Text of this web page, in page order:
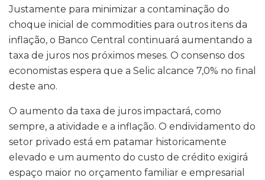
Justamente para minimizar a contaminação do
choque inicial de commodities para outros itens da
inflação, o Banco Central continuará aumentando a
taxa de juros nos próximos meses. O consenso dos
economistas espera que a Selic alcance 7,0% no final
deste ano.
O aumento da taxa de juros impactará, como
sempre, a atividade e a inflação. O endividamento do
setor privado está em patamar historicamente
elevado e um aumento do custo de crédito exigirá
espaço maior no orçamento familiar e empresarial